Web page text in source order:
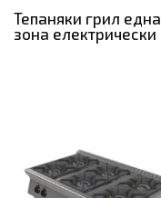
Тепаняки грил една
зона електрически